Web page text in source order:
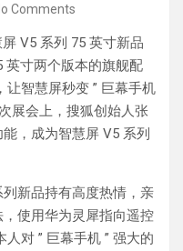
Comments
V5 系列 75 英寸新品
英寸两个版本的旗舰配
智慧屏秒变 ” 巨幕手机
展会上，搜狐创始人张
，成为智慧屏 V5 系列
新品持有高度热情，亲
，使用华为灵犀指向遥控
对 ” 巨幕手机 ” 强大的